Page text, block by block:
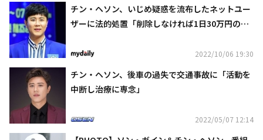
チン・ヘソン、いじめ疑惑を流布したネットユー
ザーに法的処置「削除しなければ1日30万円の罰
2022/10/06 19:30
チン・ヘソン、後車の過失で交通事故に「活動を
中断し治療に専念」
2022/05/07 12:14